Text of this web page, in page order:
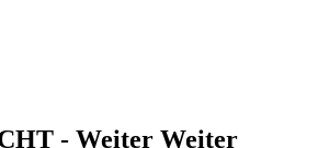
- Weiter Weiter